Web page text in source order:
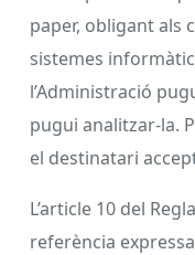
paper, obligant als
sistemes
l’Administració
pugui analitzar-la.
el destinatari
L’article 10 del
referència